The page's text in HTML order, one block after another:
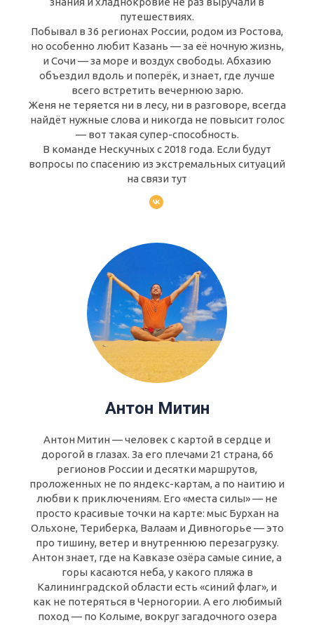
путешествиях.
Побывал в 36 регионах России, родом из Ростова,
но особенно любит Казань — за её ночную жизнь,
и Сочи — за море и воздух свободы. Абхазию
объездил вдоль и поперёк, и знает, где лучше
всего встретить вечернюю зарю.
Женя не теряется ни в лесу, ни в разговоре, всегда
найдёт нужные слова и никогда не повысит голос
— вот такая супер-способность.
В команде Нескучных с 2018 года. Если будут
вопросы по спасению из экстремальных ситуаций
на связи тут
Антон Митин
Антон Митин — человек с картой в сердце и
дорогой в глазах. За его плечами 21 страна, 66
регионов России и десятки маршрутов,
проложенных не по яндекс-картам, а по наитию и
любви к приключениям. Его «места силы» — не
просто красивые точки на карте: мыс Бурхан на
Ольхоне, Териберка, Валаам и Дивногорье — это
про тишину, ветер и внутреннюю перезагрузку.
Антон знает, где на Кавказе озёра самые синие, а
горы касаются неба, у какого пляжа в
Калининградской области есть «синий флаг», и
как не потеряться в Черногории. А его любимый
поход — по Колыме, вокруг загадочного озера